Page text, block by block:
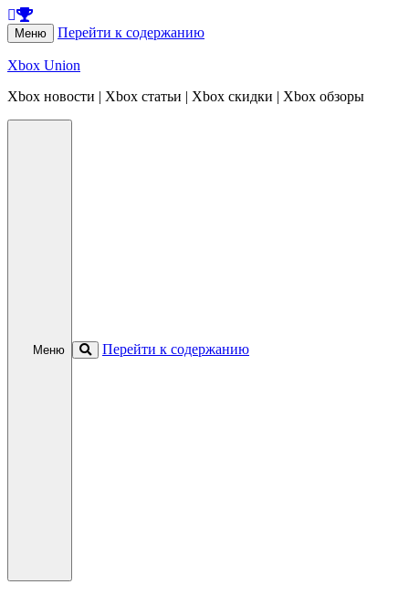
Меню Перейти к содержанию
Xbox Union
Xbox новости | Xbox статьи | Xbox скидки | Xbox обзоры
Меню Перейти к содержанию